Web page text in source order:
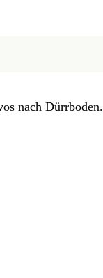
nach Dürrboden.